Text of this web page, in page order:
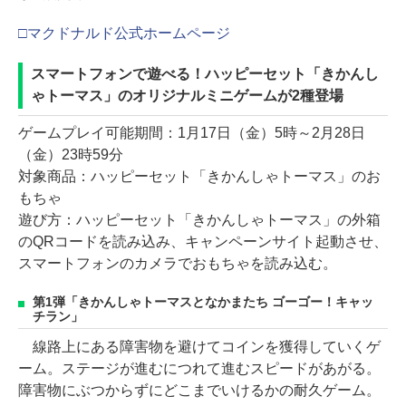
□マクドナルド公式ホームページ
スマートフォンで遊べる！ハッピーセット「きかんし
ゃトーマス」のオリジナルミニゲームが2種登場
ゲームプレイ可能期間：1月17日（金）5時～2月28日
（金）23時59分
対象商品：ハッピーセット「きかんしゃトーマス」のお
もちゃ
遊び方：ハッピーセット「きかんしゃトーマス」の外箱
のQRコードを読み込み、キャンペーンサイト起動させ、
スマートフォンのカメラでおもちゃを読み込む。
第1弾「きかんしゃトーマスとなかまたち ゴーゴー！キャッ
チラン」
線路上にある障害物を避けてコインを獲得していくゲ
ーム。ステージが進むにつれて進むスピードがあがる。
障害物にぶつからずにどこまでいけるかの耐久ゲーム。